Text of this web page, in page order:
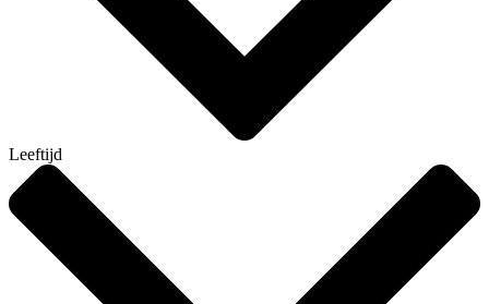
Leeftijd